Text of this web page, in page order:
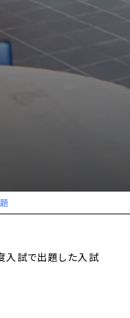
入試で出題した入試